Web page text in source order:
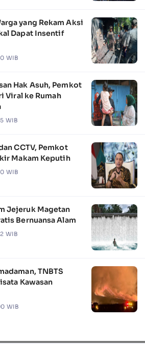
yang Rekam Aksi
Dapat Insentif
WIB
Hak Asuh, Pemkot
Viral ke Rumah
WIB
CCTV, Pemkot
Makam Keputih
WIB
Jejeruk Magetan
Bernuansa Alam
WIB
TNBTS
Kawasan
WIB